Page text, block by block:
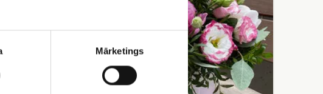
Mārketings